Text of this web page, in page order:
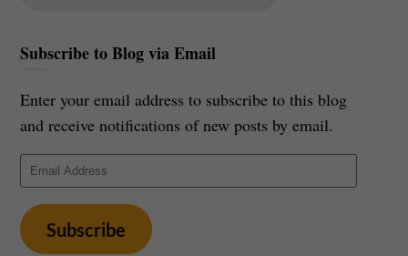
Subscribe to Blog via Email
Enter your email address to subscribe to this blog
and receive notifications of new posts by email.
Email
Address
Subscribe